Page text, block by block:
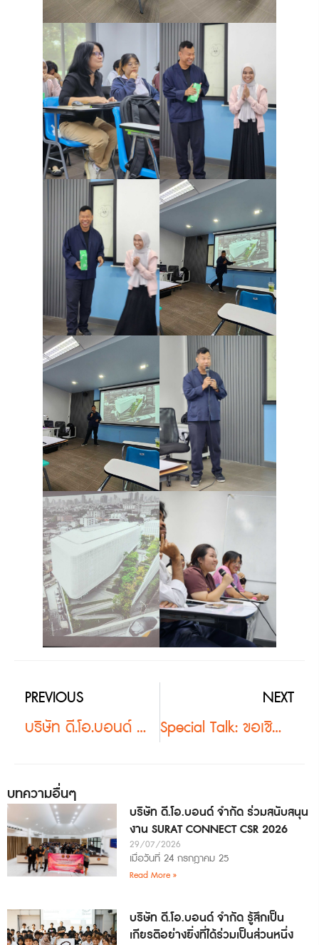
PREVIOUS
บริษัท ดี.โอ.บอนด์ จำกัด มอบทุนการศึกษาแก่นักศึกษาคณะสถาปัตยกรรมศาสตร์และการออกแบบ มหาวิทยาลัยวลัยลักษณ์
NEXT
Special Talk: ขอเชิญฟังบรรยายพิเศษจากสมาคมภูมิสถาปนิกแห่งประเทศไทยและผู้ประกอบการ
บทความอื่นๆ
บริษัท ดี.โอ.บอนด์ จำกัด ร่วมสนับสนุน
งาน SURAT CONNECT CSR 2026
29/07/2026
เมื่อวันที่ 24 กรกฎาคม 25
Read More »
บริษัท ดี.โอ.บอนด์ จำกัด รู้สึกเป็น
เกียรติอย่างยิ่งที่ได้ร่วมเป็นส่วนหนึ่ง